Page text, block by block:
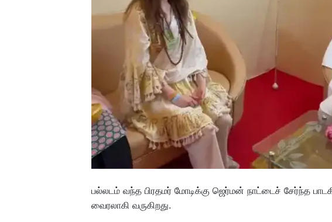
பல்லடம் வந்த பிரதமர் மோடிக்கு ஜெர்மன் நாட்டைச் சேர்ந்த
வைரலாகி வருகிறது.